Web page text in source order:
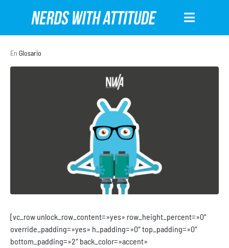
En Glosario
[vc_row unlock_row_content=»yes» row_height_percent=»0″
override_padding=»yes» h_padding=»0″ top_padding=»0″
bottom_padding=»2″ back_color=»accent»